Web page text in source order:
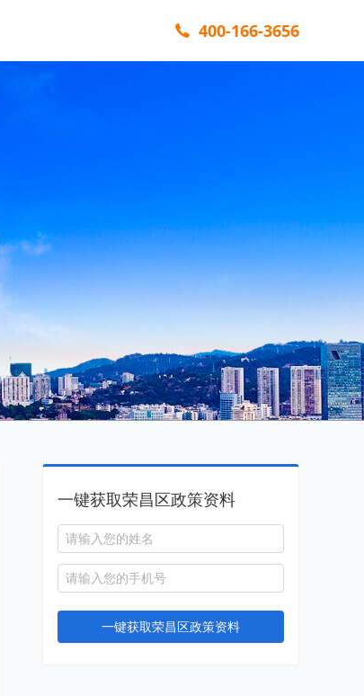
400-166-3656
一键获取荣昌区政策资料
一键获取荣昌区政策资料